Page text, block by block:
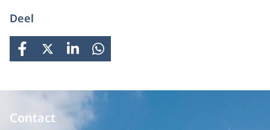
Deel
FACEBOOK
X LINKEDINWHATSAPP
Contact